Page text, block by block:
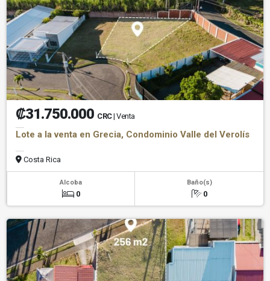
₡31.750.000 CRC| Venta
Lote a la venta en Grecia, Condominio Valle del Verolís
Costa Rica
Alcoba
0
Baño(s)
0